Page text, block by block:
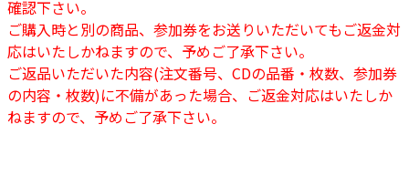
確認下さい。
ご購入時と別の商品、参加券をお送りいただいてもご返金対
応はいたしかねますので、予めご了承下さい。
ご返品いただいた内容(注文番号、CDの品番・枚数、参加券
の内容・枚数)に不備があった場合、ご返金対応はいたしか
ねますので、予めご了承下さい。